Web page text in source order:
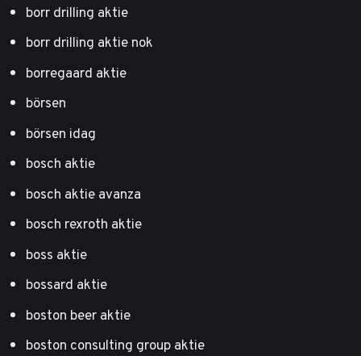
borr drilling aktie
borr drilling aktie nok
borregaard aktie
börsen
börsen idag
bosch aktie
bosch aktie avanza
bosch rexroth aktie
boss aktie
bossard aktie
boston beer aktie
boston consulting group aktie